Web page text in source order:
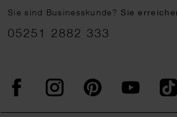
Sie sind Businesskunde?Sie
05251 2882 333
FacebookInstagram PinterestYouTube